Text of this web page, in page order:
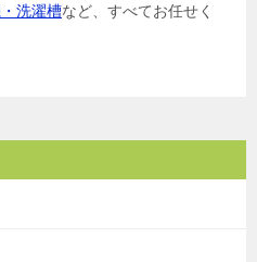
洗濯槽など、すべてお任せく